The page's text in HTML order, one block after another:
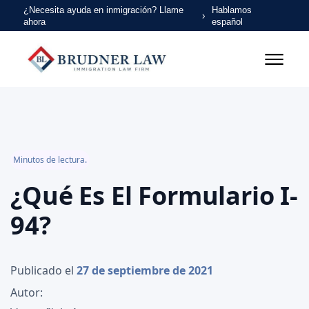
¿Necesita ayuda en inmigración? Llame
ahora
Hablamos
español
Minutos de lectura.
¿Qué Es El Formulario I-
94?
Publicado el 27 de septiembre de 2021
Autor: